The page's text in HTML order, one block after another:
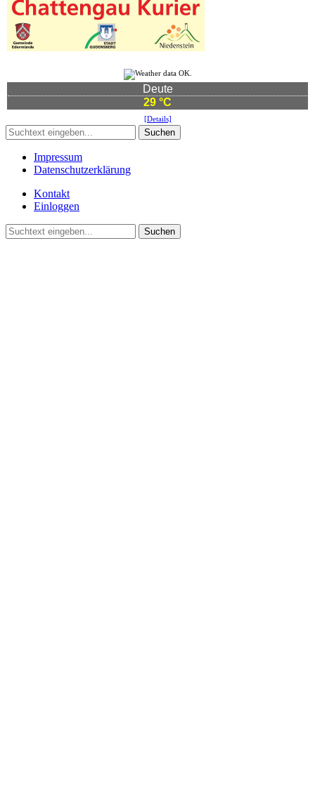
Deute
29 °C
[Details]
Suchen
Impressum
Datenschutzerklärung
Kontakt
Einloggen
Suchen